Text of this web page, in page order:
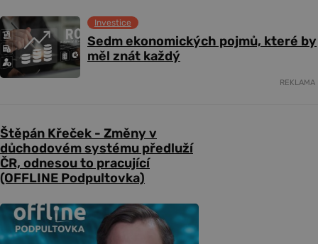
Sedm ekonomických pojmů, které by
měl znát každý
Investice
REKLAMA
Štěpán Křeček - Změny v
důchodovém systému předluží
ČR, odnesou to pracující
(OFFLINE Podpultovka)